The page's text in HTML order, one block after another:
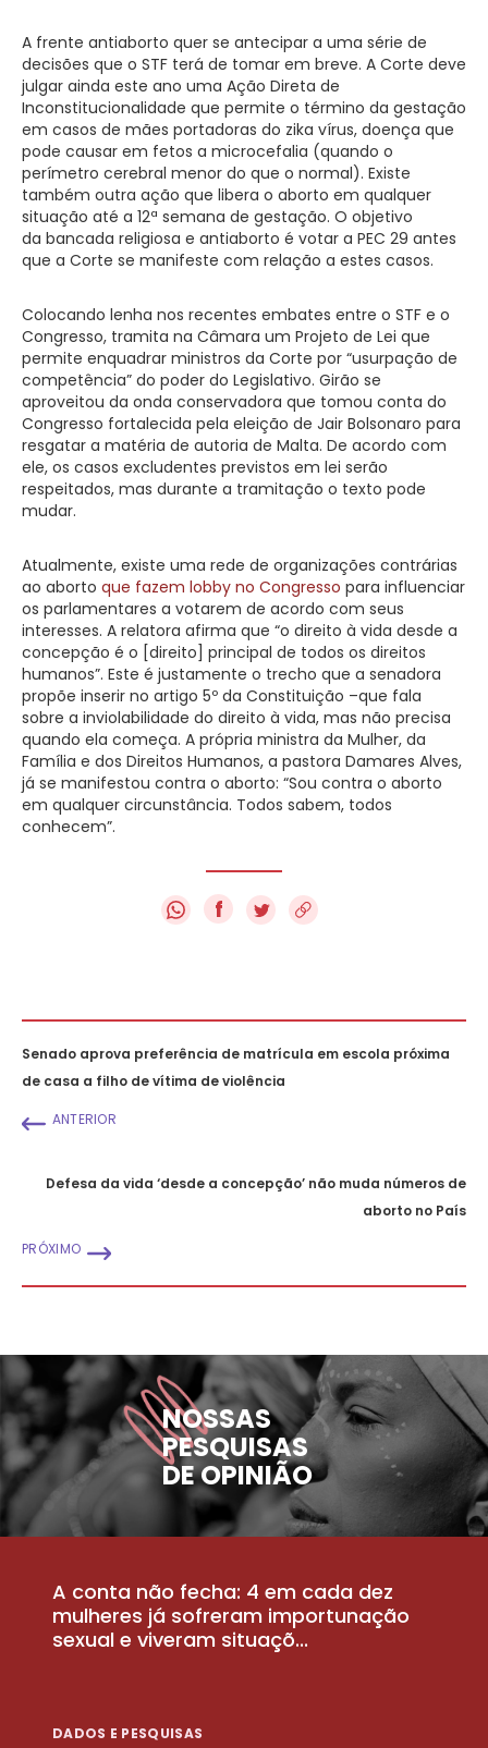
A frente antiaborto quer se antecipar a uma série de
decisões que o STF terá de tomar em breve. A Corte deve
julgar ainda este ano uma Ação Direta de
Inconstitucionalidade que permite o término da gestação
em casos de mães portadoras do zika vírus, doença que
pode causar em fetos a microcefalia (quando o
perímetro cerebral menor do que o normal). Existe
também outra ação que libera o aborto em qualquer
situação até a 12ª semana de gestação. O objetivo
da bancada religiosa e antiaborto é votar a PEC 29 antes
que a Corte se manifeste com relação a estes casos.
Colocando lenha nos recentes embates entre o STF e o
Congresso, tramita na Câmara um Projeto de Lei que
permite enquadrar ministros da Corte por “usurpação de
competência” do poder do Legislativo. Girão se
aproveitou da onda conservadora que tomou conta do
Congresso fortalecida pela eleição de Jair Bolsonaro para
resgatar a matéria de autoria de Malta. De acordo com
ele, os casos excludentes previstos em lei serão
respeitados, mas durante a tramitação o texto pode
mudar.
Atualmente, existe uma rede de organizações contrárias
ao aborto que fazem lobby no Congresso para influenciar
os parlamentares a votarem de acordo com seus
interesses. A relatora afirma que “o direito à vida desde a
concepção é o [direito] principal de todos os direitos
humanos”. Este é justamente o trecho que a senadora
propõe inserir no artigo 5º da Constituição –que fala
sobre a inviolabilidade do direito à vida, mas não precisa
quando ela começa. A própria ministra da Mulher, da
Família e dos Direitos Humanos, a pastora Damares Alves,
já se manifestou contra o aborto: “Sou contra o aborto
em qualquer circunstância. Todos sabem, todos
conhecem”.
f
Senado aprova preferência de matrícula em escola próxima
de casa a filho de vítima de violência
ANTERIOR
Defesa da vida ‘desde a concepção’ não muda números de
aborto no País
PRÓXIMO
NOSSAS
PESQUISAS
DE OPINIÃO
A conta não fecha: 4 em cada dez
mulheres já sofreram importunação
sexual e viveram situaçõ...
DADOS E PESQUISAS